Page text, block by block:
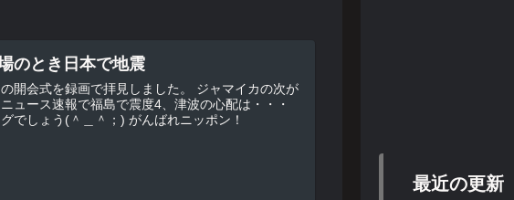
のとき日本で地震
を録画で拝見しました。 ジャマイカの次が
ュース速報で福島で震度4、津波の心配は・・・
何というタイミングでしょう(＾＿＾；) がんばれニッポン！
最近の更新